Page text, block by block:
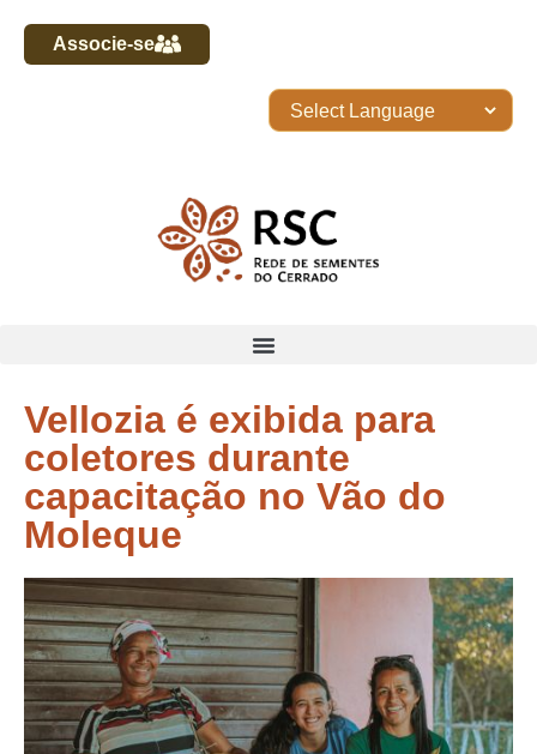
Associe-se
Vellozia é exibida para
coletores durante
capacitação no Vão do
Moleque